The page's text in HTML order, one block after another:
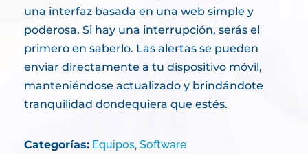
una interfaz basada en una web simple y
poderosa. Si hay una interrupción, serás el
primero en saberlo. Las alertas se pueden
enviar directamente a tu dispositivo móvil,
manteniéndose actualizado y brindándote
tranquilidad dondequiera que estés.
Categorías: Equipos, Software